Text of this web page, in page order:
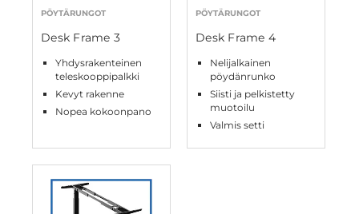
PÖYTÄRUNGOT
Desk Frame 3
Yhdysrakenteinen
teleskooppipalkki
Kevyt rakenne
Nopea kokoonpano
PÖYTÄRUNGOT
Desk Frame 4
Nelijalkainen
pöydänrunko
Siisti ja pelkistetty
muotoilu
Valmis setti